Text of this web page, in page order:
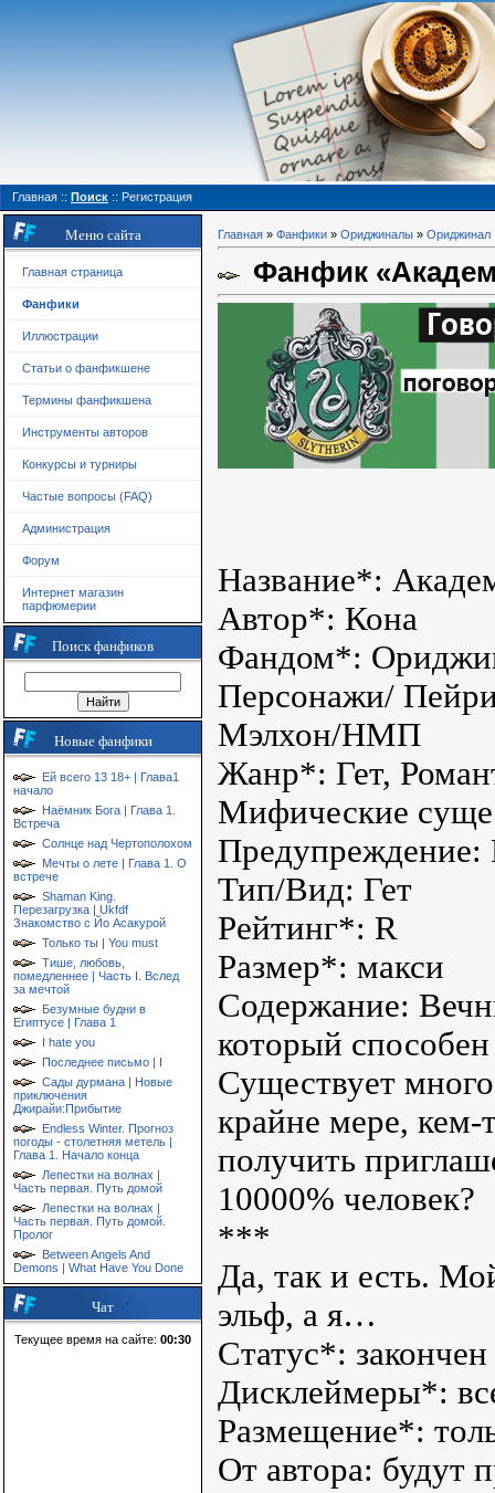
Главная :: Поиск :: Регистрация
Меню сайта
Главная страница
Фанфики
Иллюстрации
Статьи о фанфикшене
Термины фанфикшена
Инструменты авторов
Конкурсы и турниры
Частые вопросы (FAQ)
Администрация
Форум
Интернет магазин
парфюмерии
Поиск фанфиков
Новые фанфики
Ей всего 13 18+ | Глава1
начало
Наёмник Бога | Глава 1.
Встреча
Солнце над Чертополохом
Мечты о лете | Глава 1. О
встрече
Shaman King.
Перезагрузка | Ukfdf
Знакомство с Йо Асакурой
Только ты | You must
Тише, любовь,
помедленнее | Часть I. Вслед
за мечтой
Безумные будни в
Египтусе | Глава 1
I hate you
Последнее письмо | I
Сады дурмана | Новые
приключения
Джирайи:Прибытие
Endless Winter. Прогноз
погоды - столетняя метель |
Глава 1. Начало конца
Лепестки на волнах |
Часть первая. Путь домой
Лепестки на волнах |
Часть первая. Путь домой.
Пролог
Between Angels And
Demons | What Have You Done
Чат
Текущее время на сайте: 00:30
Главная » Фанфики » Ориджиналы » Ориджинал
Фанфик
Название*:
Автор*: Кона
Фандом*:
Персонажи/
Мэлхон/НМП
Жанр*: Гет,
Мифические
Тип/Вид: Гет
Рейтинг*: R
Размер*: макси
Содержание:
который
Существует
крайне мере,
получить
10000% человек?
***
Да, так и есть.
эльф, а я…
Статус*: закончен
Дисклеймеры*:
Размещение*:
От автора: будут